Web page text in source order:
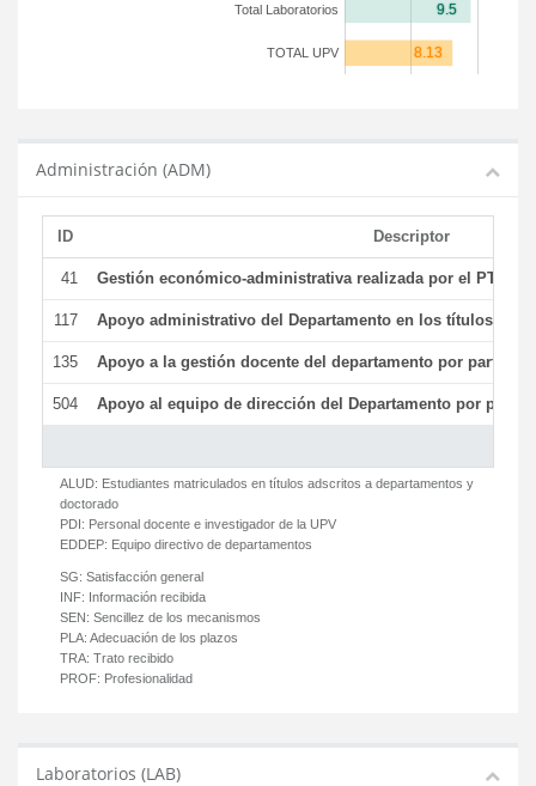
TOTAL UPV
Total Laboratorios
Administración (ADM)
ID Descriptor
41 Gestión económico-administrativa realizada por el PTGAS
117 Apoyo administrativo del Departamento en los títulos de
135 Apoyo a la gestión docente del departamento por parte
504 Apoyo al equipo de dirección del Departamento por parte
ALUD: Estudiantes matriculados en títulos adscritos a departamentos y
doctorado
PDI: Personal docente e investigador de la UPV
EDDEP: Equipo directivo de departamentos
SG: Satisfacción general
INF: Información recibida
SEN: Sencillez de los mecanismos
PLA: Adecuación de los plazos
TRA: Trato recibido
PROF: Profesionalidad
Laboratorios (LAB)